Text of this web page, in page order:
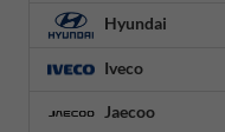
Hyundai
Iveco
Jaecoo